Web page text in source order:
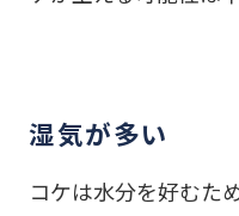
湿気が多い
コケは水分を好むため